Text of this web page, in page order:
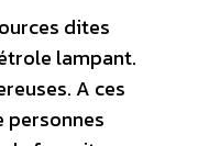
dites
lampant.
A ces
personnes